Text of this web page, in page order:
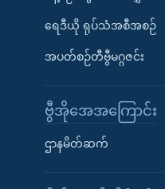
ရေဒီယို ရုပ်သံအစီအစဉ်
အပတ်စဉ်တီဗွီမဂ္ဂဇင်း
ဗွီအိုအေအကြောင်း
ဌာနမိတ်ဆက်